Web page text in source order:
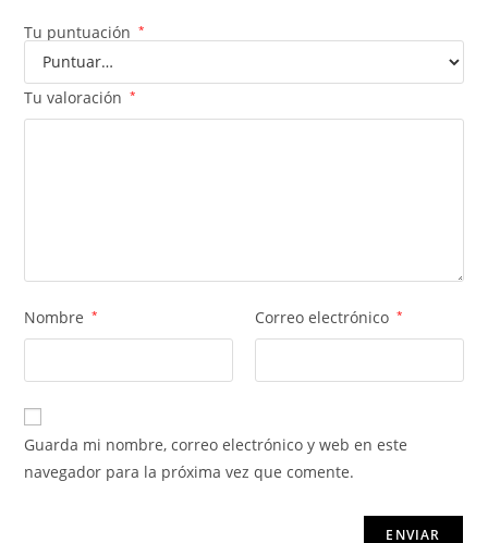
Tu puntuación *
Tu valoración *
Nombre * Correo electrónico *
Guarda mi nombre, correo electrónico y web en este
navegador para la próxima vez que comente.